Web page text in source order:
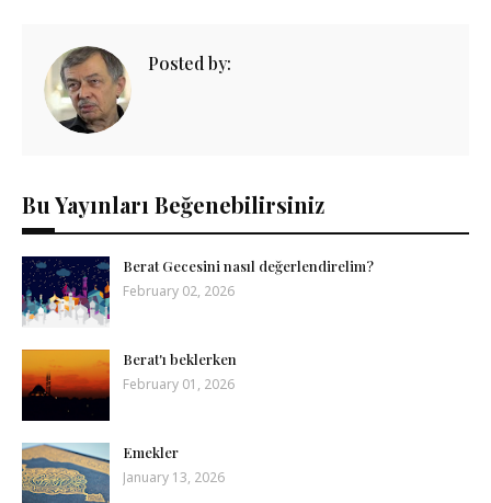
Posted by:
Bu Yayınları Beğenebilirsiniz
Berat Gecesini nasıl değerlendirelim?
February 02, 2026
Berat'ı beklerken
February 01, 2026
Emekler
January 13, 2026